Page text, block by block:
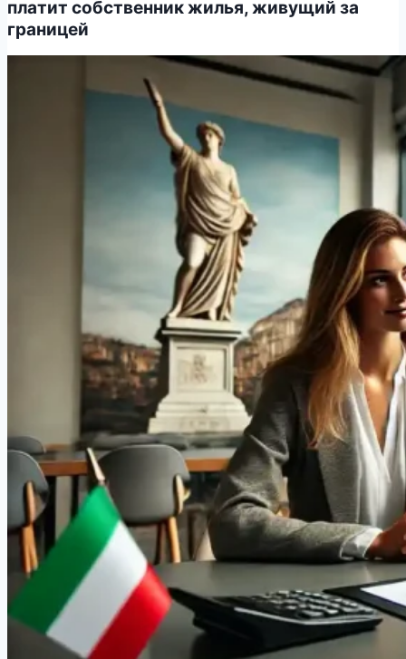
платит собственник жилья, живущий за
границей